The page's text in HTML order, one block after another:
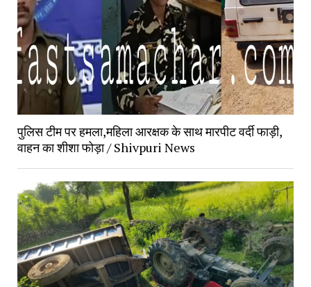
पुलिस टीम पर हमला,महिला आरक्षक के साथ मारपीट वर्दी फाड़ी,
वाहन का शीशा फोड़ा / Shivpuri News